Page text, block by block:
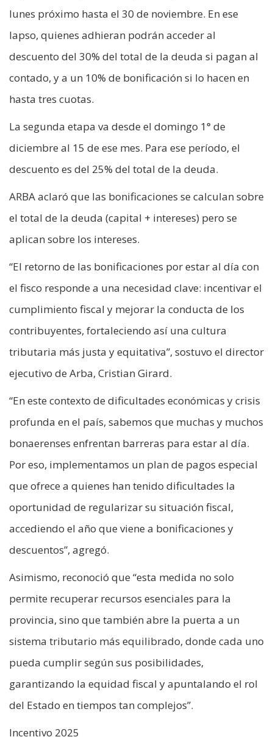
lunes próximo hasta el 30 de noviembre. En ese
lapso, quienes adhieran podrán acceder al
descuento del 30% del total de la deuda si pagan al
contado, y a un 10% de bonificación si lo hacen en
hasta tres cuotas.
La segunda etapa va desde el domingo 1° de
diciembre al 15 de ese mes. Para ese período, el
descuento es del 25% del total de la deuda.
ARBA aclaró que las bonificaciones se calculan sobre
el total de la deuda (capital + intereses) pero se
aplican sobre los intereses.
“El retorno de las bonificaciones por estar al día con
el fisco responde a una necesidad clave: incentivar el
cumplimiento fiscal y mejorar la conducta de los
contribuyentes, fortaleciendo así una cultura
tributaria más justa y equitativa”, sostuvo el director
ejecutivo de Arba, Cristian Girard.
“En este contexto de dificultades económicas y crisis
profunda en el país, sabemos que muchas y muchos
bonaerenses enfrentan barreras para estar al día.
Por eso, implementamos un plan de pagos especial
que ofrece a quienes han tenido dificultades la
oportunidad de regularizar su situación fiscal,
accediendo el año que viene a bonificaciones y
descuentos”, agregó.
Asimismo, reconoció que “esta medida no solo
permite recuperar recursos esenciales para la
provincia, sino que también abre la puerta a un
sistema tributario más equilibrado, donde cada uno
pueda cumplir según sus posibilidades,
garantizando la equidad fiscal y apuntalando el rol
del Estado en tiempos tan complejos”.
Incentivo 2025